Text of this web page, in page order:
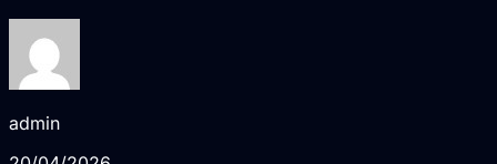
admin